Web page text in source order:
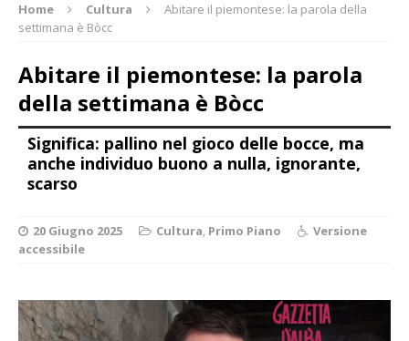
Home Cultura
Abitare il piemontese: la parola della
settimana è Bòcc
Abitare il piemontese: la parola
della settimana è Bòcc
Significa: pallino nel gioco delle bocce, ma
anche individuo buono a nulla, ignorante,
scarso
20 Giugno 2025 Cultura, Primo Piano
Versione
accessibile